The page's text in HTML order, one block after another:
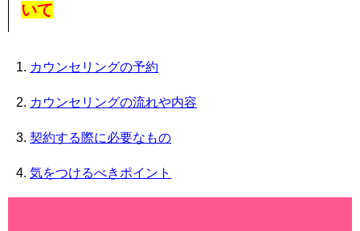
いて
カウンセリングの予約
カウンセリングの流れや内容
契約する際に必要なもの
気をつけるべきポイント